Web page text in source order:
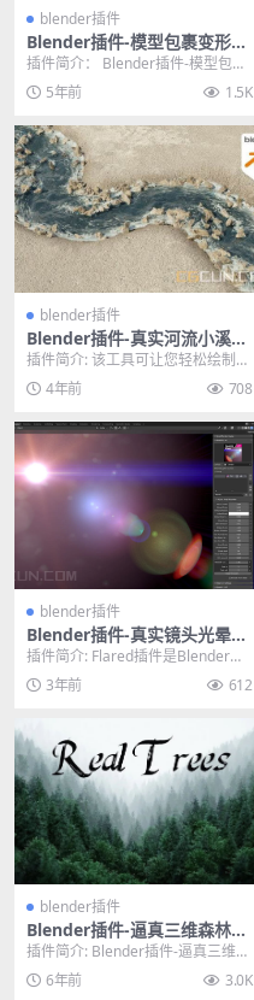
blender插件
Blender插件-模型包裹变形贴
合吸附插件 Conform Object
v1.0.0
插件简介： Blender插件-模型包裹
变形贴合吸附插件 Conform Obj...
5年前 1.5K
blender插件
Blender插件-真实河流小溪生
成器插件 Realtime River Ge
nerator
插件简介: 该工具可让您轻松绘制带
有一些岩石的逼真河流并更改其属
性。以您想要的方...
4年前 708
blender插件
Blender插件-真实镜头光晕耀
斑光效插件 Flared V1.9.51–L
ens Flares In Blender
插件简介: Flared插件是Blender中
一款非常实用的插件，可以帮助用
户创...3年前 612
blender插件
Blender插件-逼真三维森林树
木山林生成插件 BlenderMar
ket Real Trees v1.1
插件简介: Blender插件-逼真三维森
林树木山林生成插件 BlenderMa...
6年前 3.0K